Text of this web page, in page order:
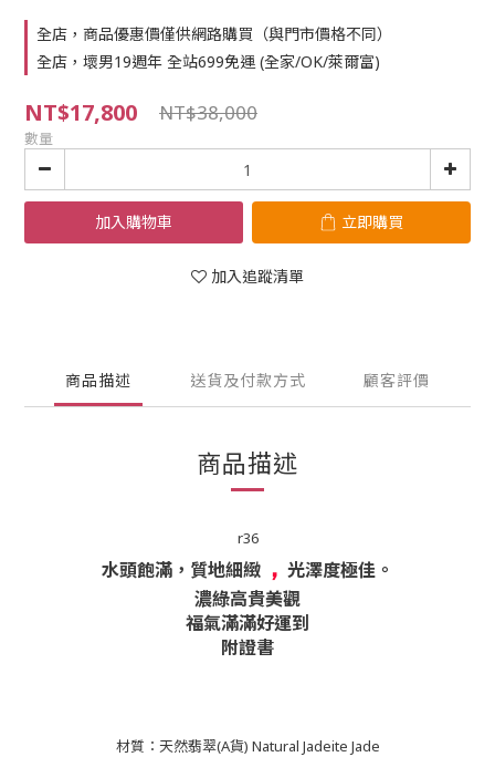
全店，商品優惠價僅供網路購買（與門市價格不同）
全店，壞男19週年 全站699免運 (全家/OK/萊爾富)
NT$17,800 NT$38,000
數量
加入購物車 立即購買
加入追蹤清單
商品描述 送貨及付款方式 顧客評價
商品描述
r36
水頭飽滿，質地細緻 ， 光澤度極佳。
濃綠高貴美觀
福氣滿滿好運到
附證書
材質：天然翡翠(A貨) Natural Jadeite Jade